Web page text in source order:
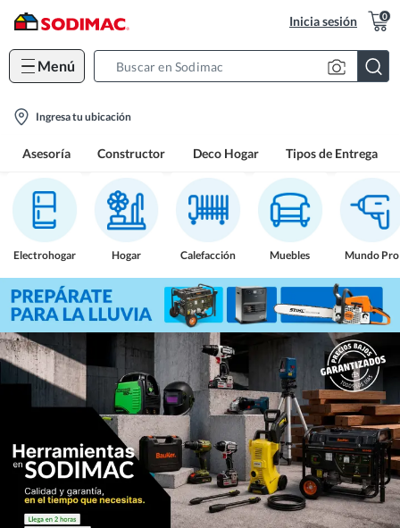
Inicia sesión 0
Menú
location-
Ingresa tu ubicación
Asesoría Constructor Deco Hogar Tipos de Entrega
Electrohogar Hogar Calefacción Muebles Mundo Pro